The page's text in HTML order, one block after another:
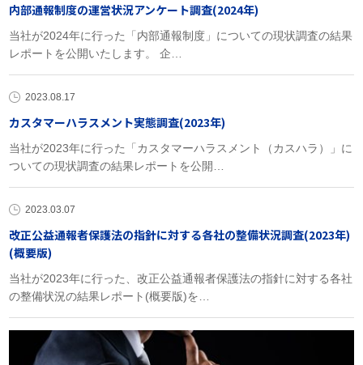
内部通報制度の運営状況アンケート調査(2024年)
当社が2024年に行った「内部通報制度」についての現状調査の結果
レポートを公開いたします。 企…
2023.08.17
カスタマーハラスメント実態調査(2023年)
当社が2023年に行った「カスタマーハラスメント（カスハラ）」に
ついての現状調査の結果レポートを公開…
2023.03.07
改正公益通報者保護法の指針に対する各社の整備状況調査(2023年)
(概要版)
当社が2023年に行った、改正公益通報者保護法の指針に対する各社
の整備状況の結果レポート(概要版)を…